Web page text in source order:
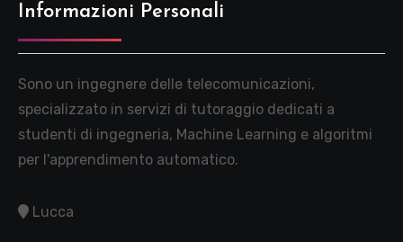
Informazioni Personali
Sono un ingegnere delle telecomunicazioni,
specializzato in servizi di tutoraggio dedicati a
studenti di ingegneria, Machine Learning e algoritmi
per l'apprendimento automatico.
Lucca